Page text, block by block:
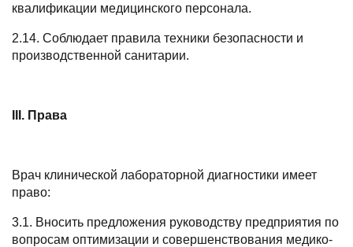
квалификации медицинского персонала.
2.14. Соблюдает правила техники безопасности и
производственной санитарии.
. Права
Врач клинической лабораторной диагностики имеет
право:
3.1. Вносить предложения руководству предприятия по
вопросам оптимизации и совершенствования медико-